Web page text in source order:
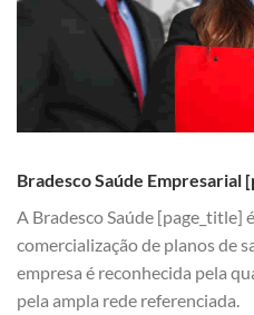
Bradesco Saúde Empresarial
A Bradesco Saúde [page_title]
comercialização de planos de
empresa é reconhecida pela
pela ampla rede referenciada.